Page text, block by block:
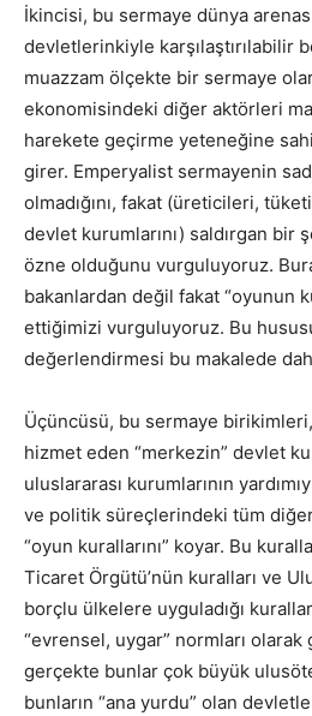
İkincisi, bu sermaye dünya
devletlerinkiyle karşılaştırılabilir
muazzam ölçekte bir sermaye
ekonomisindeki diğer aktörleri
harekete geçirme yeteneğine
girer. Emperyalist sermayenin
olmadığını, fakat (üreticileri,
devlet kurumlarını) saldırgan bir
özne olduğunu vurguluyoruz.
bakanlardan değil fakat “oyunun
ettiğimizi vurguluyoruz. Bu
değerlendirmesi bu makalede
Üçüncüsü, bu sermaye
hizmet eden “merkezin” devlet
uluslararası kurumlarının
ve politik süreçlerindeki tüm
“oyun kurallarını” koyar. Bu
Ticaret Örgütü’nün kuralları ve
borçlu ülkelere uyguladığı
“evrensel, uygar” normları
gerçekte bunlar çok büyük
bunların “ana yurdu” olan